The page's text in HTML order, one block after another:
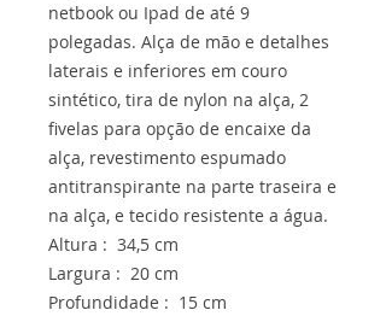
netbook ou Ipad de até 9
polegadas. Alça de mão e detalhes
laterais e inferiores em couro
sintético, tira de nylon na alça, 2
fivelas para opção de encaixe da
alça, revestimento espumado
antitranspirante na parte traseira e
na alça, e tecido resistente a água.
Altura : 34,5 cm
Largura : 20 cm
Profundidade : 15 cm